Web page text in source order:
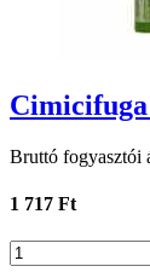
Cimicifuga
Bruttó fogyasztói
1 717 Ft